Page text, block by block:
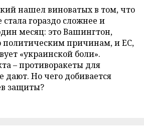
нашел виноватых в том, что
гораздо сложнее и
месяц: это Вашингтон,
политическим причинам, и ЕС,
«украинской боли».
– противоракеты для
дают. Но чего добивается
защиты?